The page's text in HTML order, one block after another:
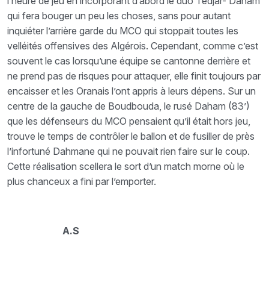
qui fera bouger un peu les choses, sans pour autant
inquiéter l’arrière garde du MCO qui stoppait toutes les
velléités offensives des Algérois. Cependant, comme c’est
souvent le cas lorsqu’une équipe se cantonne derrière et
ne prend pas de risques pour attaquer, elle finit toujours par
encaisser et les Oranais l’ont appris à leurs dépens. Sur un
centre de la gauche de Boudbouda, le rusé Daham (83’)
que les défenseurs du MCO pensaient qu’il était hors jeu,
trouve le temps de contrôler le ballon et de fusiller de près
l’infortuné Dahmane qui ne pouvait rien faire sur le coup.
Cette réalisation scellera le sort d’un match morne où le
plus chanceux a fini par l’emporter.
A.S